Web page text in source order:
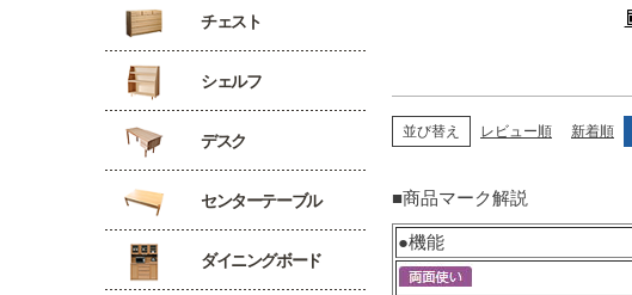
チェスト
シェルフ
デスク
センターテーブル
ダイニングボード
並び替え レビュー順 新着順
■商品マーク解説
●機能